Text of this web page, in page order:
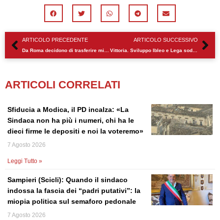
Precedente
ARTICOLO PRECEDENTE
Da Roma decidono di trasferire migranti da Lampedusa a Pozzallo
ARTICOLO SUCCESSIVO
Vittoria. Sviluppo Ibleo e Lega soddisfatti per apertura cimiteri
ARTICOLI CORRELATI
Sfiducia a Modica, il PD incalza: «La
Sindaca non ha più i numeri, chi ha le
dieci firme le depositi e noi la voteremo»
7 Agosto 2026
Leggi Tutto »
Sampieri (Scicli): Quando il sindaco
indossa la fascia dei “padri putativi”: la
miopia politica sul semaforo pedonale
7 Agosto 2026